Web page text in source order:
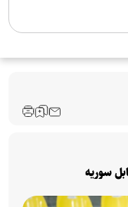
سوریه